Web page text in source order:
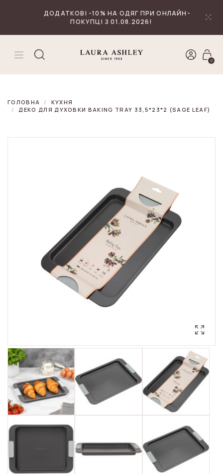
ДОДАТКОВІ -10% НА ОДЯГ ПРИ ОНЛАЙН-
ПОКУПЦІ З 01.08.2026!
0
ГОЛОВНА
КУХНЯ
ДЕКО ДЛЯ ДУХОВКИ BAKING TRAY 33,5*23*2 (SAGE LEAF)